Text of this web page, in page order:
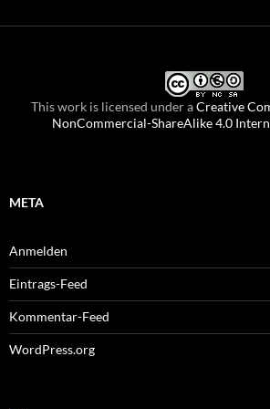
This work is licensed under aCreative
NonCommercial-ShareAlike 4.0
META
Anmelden
Eintrags-Feed
Kommentar-Feed
WordPress.org